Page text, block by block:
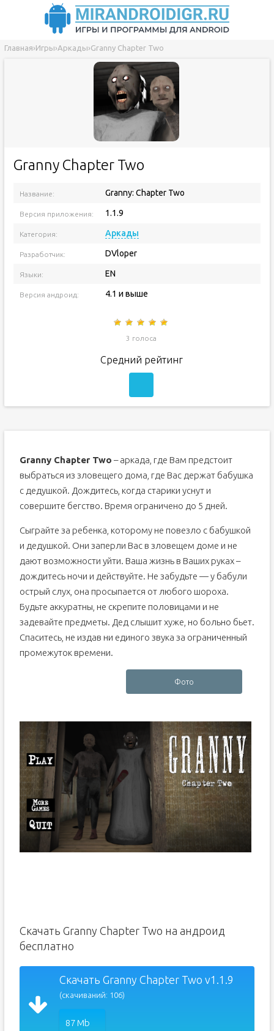
Главная›Игры›Аркады›Granny Chapter Two
Granny Chapter Two
Название: Granny: Chapter Two
Версия приложения: 1.1.9
Категория: Аркады
Разработчик: DVloper
Языки: EN
Версия андроид: 4.1 и выше
3 голоса
Средний рейтинг
Granny Chapter Two – аркада, где Вам предстоит
выбраться из зловещего дома, где Вас держат бабушка
с дедушкой. Дождитесь, когда старики уснут и
совершите бегство. Время ограничено до 5 дней.
Сыграйте за ребенка, которому не повезло с бабушкой
и дедушкой. Они заперли Вас в зловещем доме и не
дают возможности уйти. Ваша жизнь в Ваших руках –
дождитесь ночи и действуйте. Не забудьте — у бабули
острый слух, она просыпается от любого шороха.
Будьте аккуратны, не скрепите половицами и не
задевайте предметы. Дед слышит хуже, но больно бьет.
Спаситесь, не издав ни единого звука за ограниченный
промежуток времени.
Фото
Скачать Granny Chapter Two на андроид
бесплатно
Скачать Granny Chapter Two v1.1.9
(скачиваний: 106)
87 Mb